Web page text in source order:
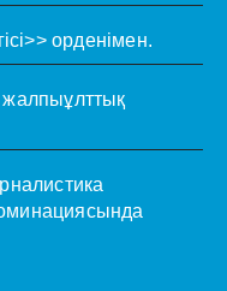
орденімен.